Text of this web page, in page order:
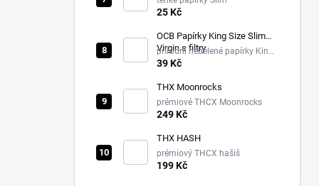
25 Kč
OCB Papírky King Size Slim
Virgin s filtry
přírodní nebělené papírky King
Size Slim + filtry
39 Kč
THX Moonrocks
prémiové THCX Moonrocks
249 Kč
THX HASH
prémiový THCX hašiš
199 Kč